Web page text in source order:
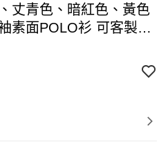
丈青色、暗紅色、黃色
素面POLO衫 可客製可